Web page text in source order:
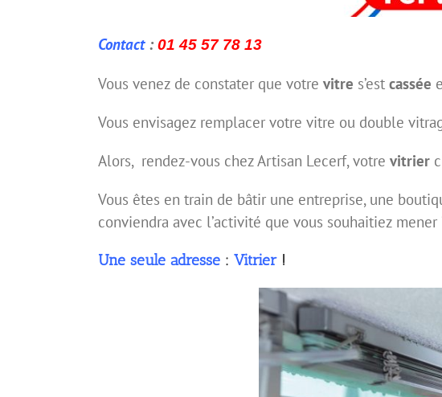
Contact: 01 45 57 78 13
Vous venez de constater que votre vitre s’est cassée
Vous envisagez remplacer votre vitre ou double
Alors, rendez-vous chez Artisan Lecerf, votre vitrier
Vous êtes en train de bâtir une entreprise, une
conviendra avec l’activité que vous souhaitiez
Une seule adresse : Vitrier!